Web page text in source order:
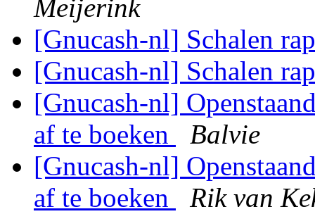
Meijerink
[Gnucash-nl] Schalen
[Gnucash-nl] Schalen
[Gnucash-nl]
af te boeken
Balvie
[Gnucash-nl]
af te boeken
Rik van